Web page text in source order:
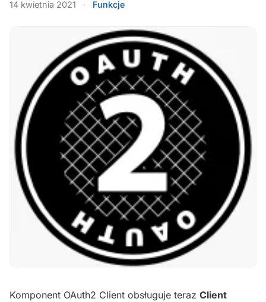
14 kwietnia 2021 · Funkcje
Komponent OAuth2 Client obsługuje teraz Client